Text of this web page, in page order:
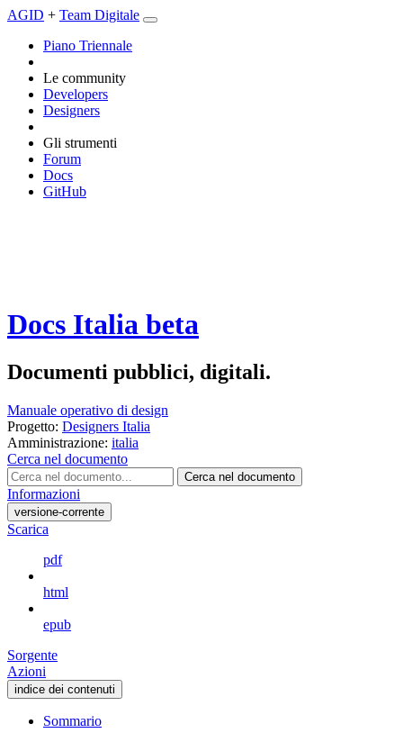
AGID + Team Digitale
Piano Triennale
Le community
Developers
Designers
Gli strumenti
Forum
Docs
GitHub
Docs Italia beta
Documenti pubblici, digitali.
Manuale operativo di design
Progetto: Designers Italia
Amministrazione: italia
Cerca nel documento
Cerca nel documento
Informazioni
versione-corrente
Scarica
pdf
html
epub
Sorgente
Azioni
indice dei contenuti
Sommario